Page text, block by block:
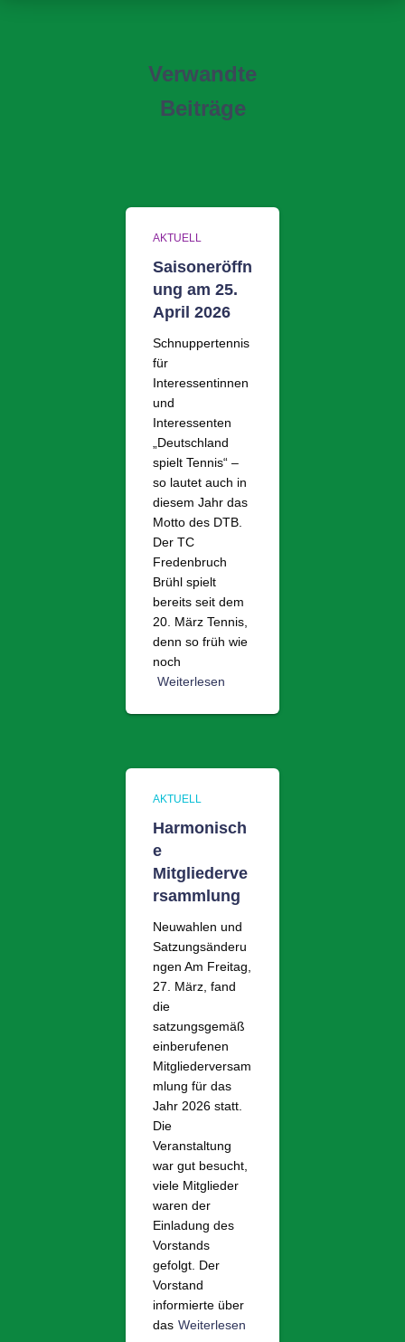
Verwandte
Beiträge
AKTUELL
Saisoneröffn
ung am 25.
April 2026
Schnuppertennis
für
Interessentinnen
und
Interessenten
„Deutschland
spielt Tennis“ –
so lautet auch in
diesem Jahr das
Motto des DTB.
Der TC
Fredenbruch
Brühl spielt
bereits seit dem
20. März Tennis,
denn so früh wie
noch
Weiterlesen
AKTUELL
Harmonisch
e
Mitgliederve
rsammlung
Neuwahlen und
Satzungsänderu
ngen Am Freitag,
27. März, fand
die
satzungsgemäß
einberufenen
Mitgliederversam
mlung für das
Jahr 2026 statt.
Die
Veranstaltung
war gut besucht,
viele Mitglieder
waren der
Einladung des
Vorstands
gefolgt. Der
Vorstand
informierte über
das Weiterlesen